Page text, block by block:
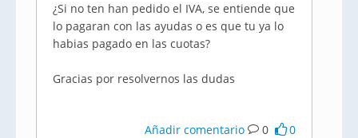
¿Si no ten han pedido el IVA, se entiende que
lo pagaran con las ayudas o es que tu ya lo
habias pagado en las cuotas?
Gracias por resolvernos las dudas
Añadir comentario 0 0